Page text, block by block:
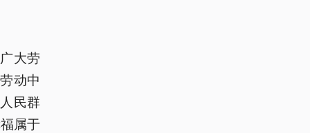
大劳
动中
民群
属于